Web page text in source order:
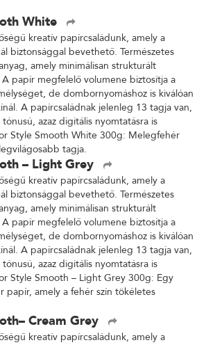
White
kreatív papírcsaládunk, amely a
biztonsággal bevethető. Természetes
amely minimálisan strukturált
papír megfelelő volumene biztosítja a
de dombornyomáshoz is kiválóan
A papírcsaládnak jelenleg 13 tagja van,
azaz digitális nyomtatásra is
Style Smooth White 300g: Melegfehér
tagja.
– Light Grey
kreatív papírcsaládunk, amely a
biztonsággal bevethető. Természetes
amely minimálisan strukturált
papír megfelelő volumene biztosítja a
de dombornyomáshoz is kiválóan
A papírcsaládnak jelenleg 13 tagja van,
azaz digitális nyomtatásra is
Style Smooth – Light Grey 300g: Egy
papír, amely a fehér szín tökéletes
Cream Grey
kreatív papírcsaládunk, amely a